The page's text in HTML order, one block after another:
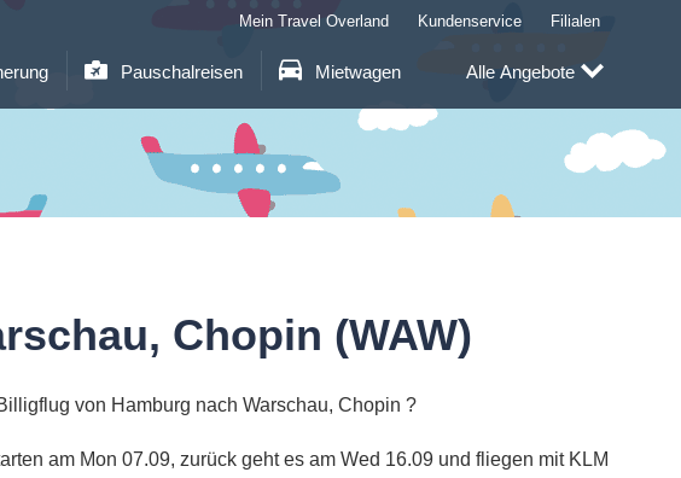
Pauschalreisen Mietwagen
Mein Travel Overland Kundenservice Filialen
Alle Angebote
Chopin (WAW)
von Hamburg nach Warschau, Chopin ?
am Mon 07.09, zurück geht es am Wed 16.09 und fliegen mit KLM